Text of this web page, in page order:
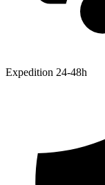
Expedition 24-48h